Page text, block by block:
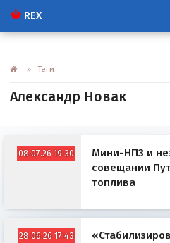
REX
» Теги
Александр Новак
08.07.26 19:30
Мини-НПЗ и
совещании
топлива
28.06.26 17:43